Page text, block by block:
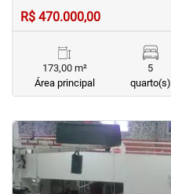
R$ 470.000,00
173,00 m²
Área principal
5
quarto(s)
<<<